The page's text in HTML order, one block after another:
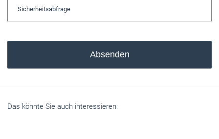
Absenden
Das könnte Sie auch interessieren: